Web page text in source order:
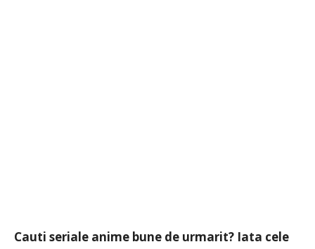
Cauti seriale anime bune de urmarit? Iata cele